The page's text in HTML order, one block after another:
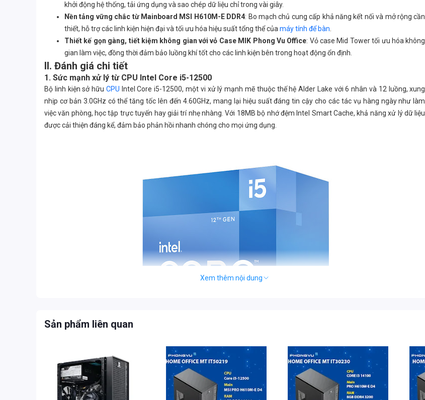
khởi động hệ thống, tải ứng dụng và sao chép dữ liệu chỉ trong vài giây.
Nền tảng vững chắc từ Mainboard MSI H610M-E DDR4: Bo mạch chủ cung cấp khả năng kết nối và mở rộng cần
thiết, hỗ trợ các linh kiện hiện đại và tối ưu hóa hiệu suất tổng thể của máy tính để bàn
Thiết kế gọn gàng, tiết kiệm không gian với vỏ Case MIK Phong Vu Office: Vỏ case Mid Tower tối ưu hóa không
gian làm việc, đồng thời đảm bảo luồng khí tốt cho các linh kiện bên trong hoạt động ổn định.
II. Đánh giá chi tiết
1. Sức mạnh xử lý từ CPU Intel Core i5-12500
Bộ linh kiện sở hữu CPU Intel Core i5-12500, một vi xử lý mạnh mẽ thuộc thế hệ Alder Lake với 6 nhân và 12 luồng, xung
nhịp cơ bản 3.0GHz có thể tăng tốc lên đến 4.60GHz, mang lại hiệu suất đáng tin cậy cho các tác vụ hàng ngày như làm
việc văn phòng, học tập trực tuyến hay giải trí nhẹ nhàng. Với 18MB bộ nhớ đệm Intel Smart Cache, khả năng xử lý dữ liệu
được cải thiện đáng kể, đảm bảo phản hồi nhanh chóng cho mọi ứng dụng.
Xem thêm nội dung
Sản phẩm liên quan